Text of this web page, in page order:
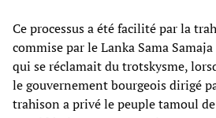
Ce processus a été facilité par la
commise par le Lanka Sama
qui se réclamait du trotskysme,
le gouvernement bourgeois dirigé
trahison a privé le peuple tamoul